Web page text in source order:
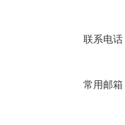
联系电话
常用邮箱